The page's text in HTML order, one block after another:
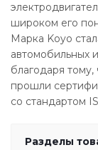
широком его
Марка Koyo
автомобильных
благодаря
прошли
со стандартом
Разделы